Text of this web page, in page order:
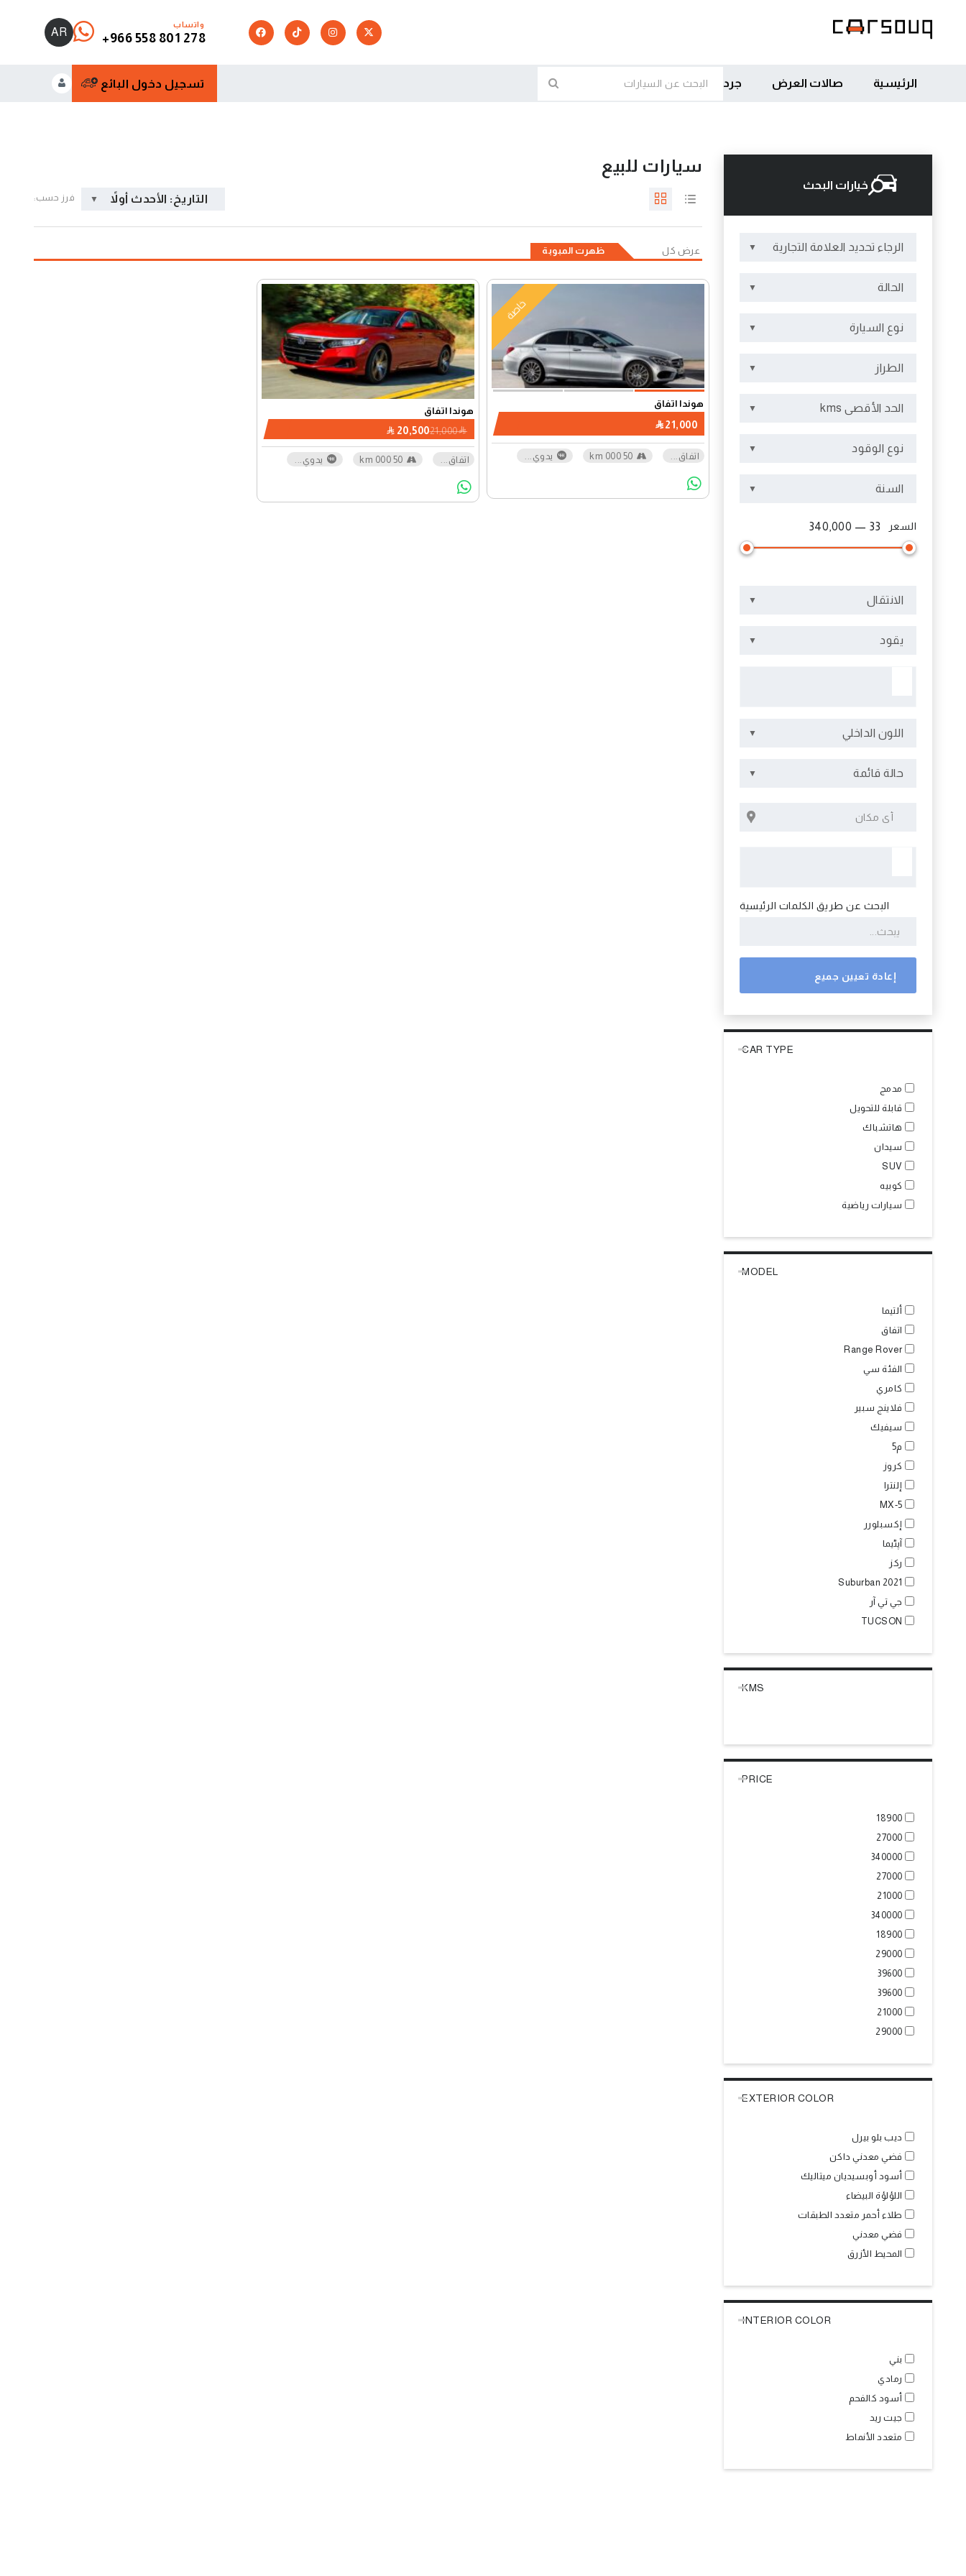
واتساب
+966 558 801 278
AR
تسجيل دخول البائع الرئيسية صالات العرض جرد
خيارات البحث
الرجاء تحديد العلامة التجارية
الحالة
نوع السيارة
الطراز
الحد الأقصى kms
نوع الوقود
السنة
السعر 33 — 340,000
الانتقال
يقود
اللون الداخلي
حالة قائمة
البحث عن طريق الكلمات الرئيسية
إعادة تعيين جميع
CAR TYPE
مدمج
قابلة للتحويل
هاتشباك
سيدان
SUV
كوبيه
سيارات رياضية
MODEL
ألتيما
اتفاق
Range Rover
الفئة سي
كامري
فلاينج سبير
سيفيك
م5
كروز
إلنترا
MX-5
إكسبلورر
آپٹیما
ركز
Suburban 2021
جي تي آر
TUCSON
KMS
PRICE
18900
27000
340000
27000
21000
340000
18900
29000
39600
39600
21000
29000
EXTERIOR COLOR
ديب بلو بيرل
فضي معدني داكن
أسود أوبسيديان ميتاليك
اللؤلؤة البيضاء
طلاء أحمر متعدد الطبقات
فضي معدني
المحيط الأزرق
INTERIOR COLOR
بني
رمادي
أسود كالفحم
جيت ريد
متعدد الأنماط
سيارات للبيع
فرز حسب: التاريخ: الأحدث أولاً
ظهرت المبوبة عرض كل
خاصة
21,000
هوندا اتفاق
اتفاق ...
50 000 km يدوي ...
21,000
20,500
هوندا اتفاق
اتفاق ...
50 000 km يدوي ...